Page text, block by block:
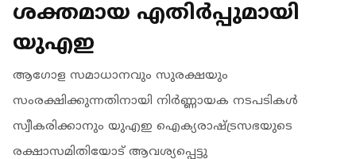
ശക്തമായ എതിർപ്പുമായി
യുഎഇ
ആഗോള സമാധാനവും സുരക്ഷയും
സംരക്ഷിക്കുന്നതിനായി നിർണ്ണായക നടപടികൾ
സ്വീകരിക്കാനും യുഎഇ ഐക്യരാഷ്ട്രസഭയുടെ
രക്ഷാസമിതിയോട് ആവശ്യപ്പെട്ടു